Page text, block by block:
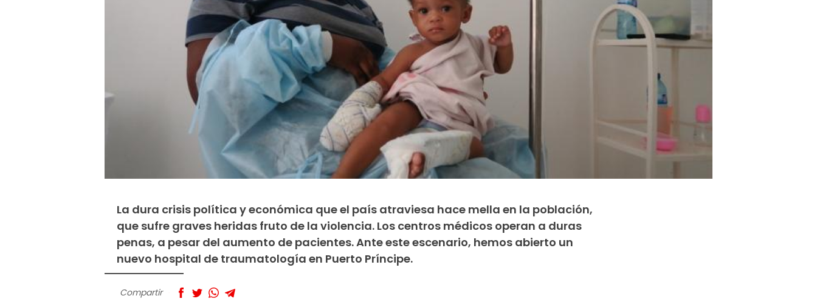
La dura crisis política y económica que el país atraviesa hace mella en la población,
que sufre graves heridas fruto de la violencia. Los centros médicos operan a duras
penas, a pesar del aumento de pacientes. Ante este escenario, hemos abierto un
nuevo hospital de traumatología en Puerto Príncipe.
Compartir